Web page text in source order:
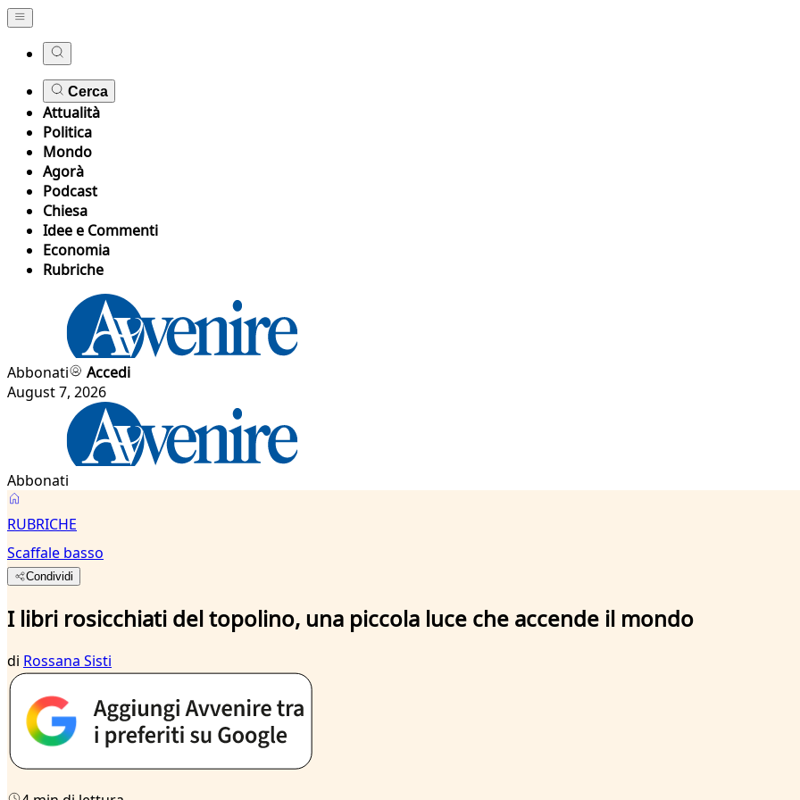
Cerca
Attualità
Politica
Mondo
Agorà
Podcast
Chiesa
Idee e Commenti
Economia
Rubriche
Abbonati
Accedi
August 7, 2026
Abbonati
RUBRICHE
Scaffale basso
Condividi
I libri rosicchiati del topolino, una piccola luce che accende il mondo
di Rossana Sisti